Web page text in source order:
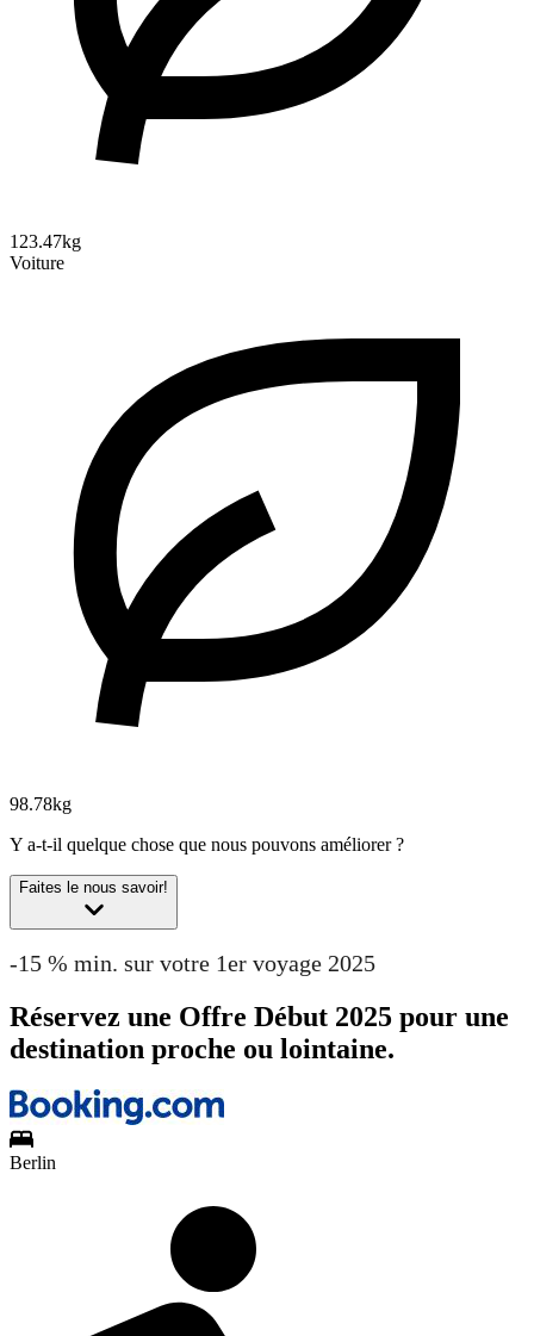
123.47kg
Voiture
98.78kg
Y a-t-il quelque chose que nous pouvons améliorer ?
Faites le nous savoir!
-15 % min. sur votre 1er voyage 2025
Réservez une Offre Début 2025 pour une
destination proche ou lointaine.
Berlin